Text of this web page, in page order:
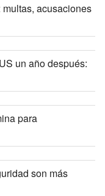
acusaciones
un año después:
para
son más